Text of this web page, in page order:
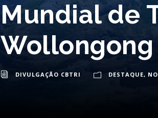
Mundial de
Wollongong
DIVULGAÇÃO CBTRI DESTAQUE,